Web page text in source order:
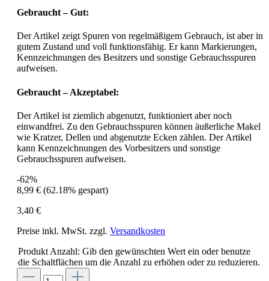
Gebraucht – Gut:
Der Artikel zeigt Spuren von regelmäßigem Gebrauch, ist aber in
gutem Zustand und voll funktionsfähig. Er kann Markierungen,
Kennzeichnungen des Besitzers und sonstige Gebrauchsspuren
aufweisen.
Gebraucht – Akzeptabel:
Der Artikel ist ziemlich abgenutzt, funktioniert aber noch
einwandfrei. Zu den Gebrauchsspuren können äußerliche Makel
wie Kratzer, Dellen und abgenutzte Ecken zählen. Der Artikel
kann Kennzeichnungen des Vorbesitzers und sonstige
Gebrauchsspuren aufweisen.
-62%
8,99 € (62.18% gespart)
3,40 €
Preise inkl. MwSt. zzgl. Versandkosten
Produkt Anzahl: Gib den gewünschten Wert ein oder benutze
die Schaltflächen um die Anzahl zu erhöhen oder zu reduzieren.